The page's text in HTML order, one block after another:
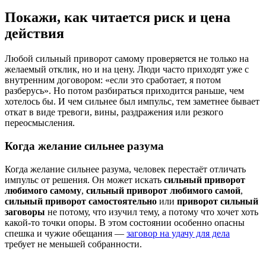
Покажи, как читается риск и цена
действия
Любой сильный приворот самому проверяется не только на
желаемый отклик, но и на цену. Люди часто приходят уже с
внутренним договором: «если это сработает, я потом
разберусь». Но потом разбираться приходится раньше, чем
хотелось бы. И чем сильнее был импульс, тем заметнее бывает
откат в виде тревоги, вины, раздражения или резкого
переосмысления.
Когда желание сильнее разума
Когда желание сильнее разума, человек перестаёт отличать
импульс от решения. Он может искать сильный приворот
любимого самому, сильный приворот любимого самой,
сильный приворот самостоятельно или приворот сильный
заговоры не потому, что изучил тему, а потому что хочет хоть
какой-то точки опоры. В этом состоянии особенно опасны
спешка и чужие обещания — заговор на удачу для дела
требует не меньшей собранности.